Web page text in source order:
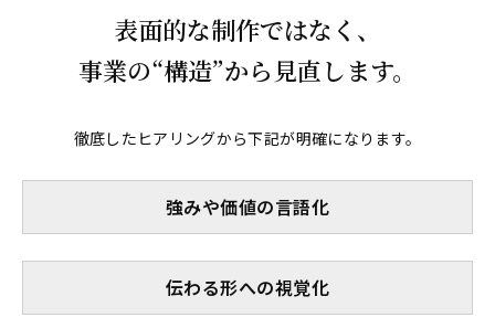
表面的な制作ではなく、
事業の“構造”から見直します。
徹底したヒアリングから下記が明確になります。
強みや価値の言語化
伝わる形への視覚化